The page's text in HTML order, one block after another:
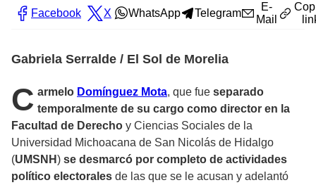
Facebook X WhatsApp Telegram
E-
Mail
Gabriela Serralde / El Sol de Morelia
C armelo Domínguez Mota, que fue separado
temporalmente de su cargo como director en la
Facultad de Derecho y Ciencias Sociales de la
Universidad Michoacana de San Nicolás de Hidalgo
(UMSNH) se desmarcó por completo de actividades
político electorales de las que se le acusan y adelantó